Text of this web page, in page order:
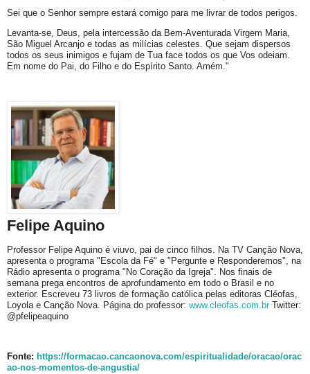
Sei que o Senhor sempre estará comigo para me livrar de todos perigos.
Levanta-se, Deus, pela intercessão da Bem-Aventurada Virgem Maria,
São Miguel Arcanjo e todas as milícias celestes. Que sejam dispersos
todos os seus inimigos e fujam de Tua face todos os que Vos odeiam.
Em nome do Pai, do Filho e do Espírito Santo. Amém."
Felipe Aquino
Professor Felipe Aquino é viuvo, pai de cinco filhos. Na TV Canção Nova,
apresenta o programa "Escola da Fé" e "Pergunte e Responderemos", na
Rádio apresenta o programa "No Coração da Igreja". Nos finais de
semana prega encontros de aprofundamento em todo o Brasil e no
exterior. Escreveu 73 livros de formação católica pelas editoras Cléofas,
Loyola e Canção Nova. Página do professor: www.cleofas.com.br Twitter:
@pfelipeaquino
Fonte: https://formacao.cancaonova.com/espiritualidade/oracao/orac
ao-nos-momentos-de-angustia/